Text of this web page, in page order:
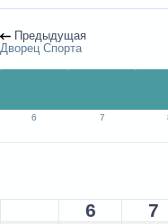
Предыдущая
Дворец Спорта
6 7
6 7